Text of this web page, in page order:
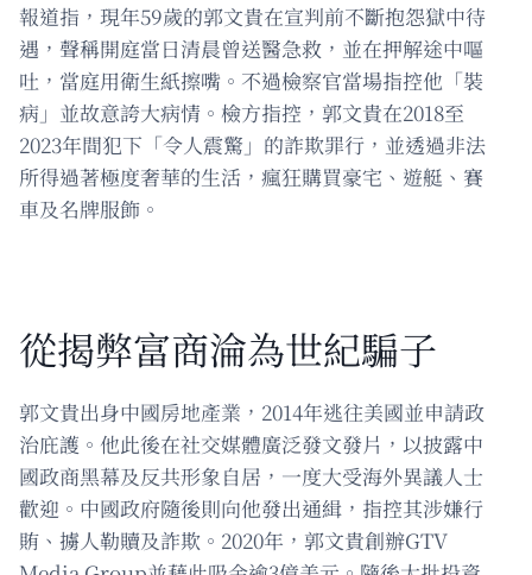
報道指，現年59歲的郭文貴在宣判前不斷抱怨獄中待
遇，聲稱開庭當日清晨曾送醫急救，並在押解途中嘔
吐，當庭用衛生紙擦嘴。不過檢察官當場指控他「裝
病」並故意誇大病情。檢方指控，郭文貴在2018至
2023年間犯下「令人震驚」的詐欺罪行，並透過非法
所得過著極度奢華的生活，瘋狂購買豪宅、遊艇、賽
車及名牌服飾。
從揭弊富商淪為世紀騙子
郭文貴出身中國房地產業，2014年逃往美國並申請政
治庇護。他此後在社交媒體廣泛發文發片，以披露中
國政商黑幕及反共形象自居，一度大受海外異議人士
歡迎。中國政府隨後則向他發出通緝，指控其涉嫌行
賄、擄人勒贖及詐欺。2020年，郭文貴創辦GTV